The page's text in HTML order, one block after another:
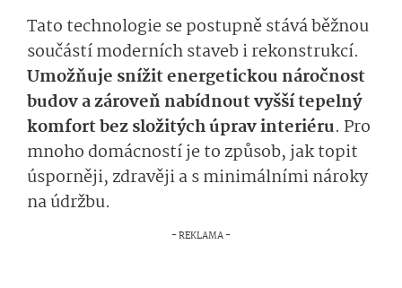
Tato technologie se postupně stává běžnou
součástí moderních staveb i rekonstrukcí.
Umožňuje snížit energetickou náročnost
budov a zároveň nabídnout vyšší tepelný
komfort bez složitých úprav interiéru. Pro
mnoho domácností je to způsob, jak topit
úsporněji, zdravěji a s minimálními nároky
na údržbu.